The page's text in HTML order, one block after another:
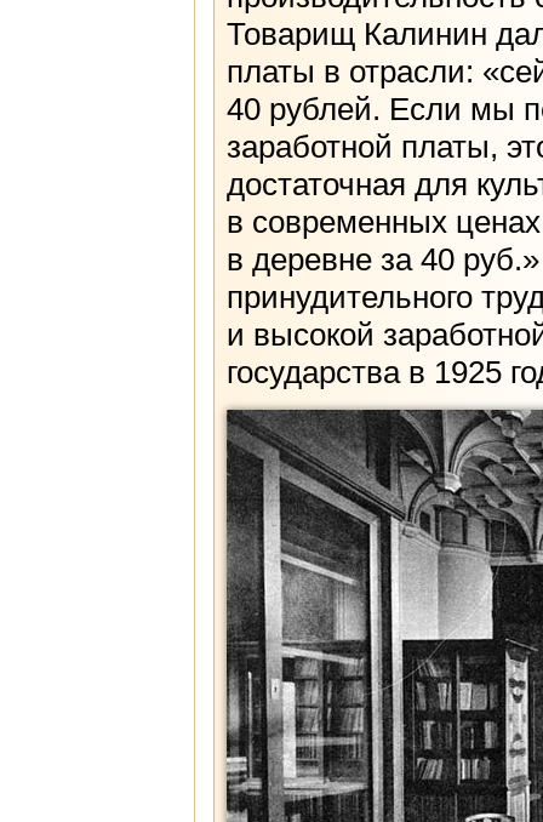
Товарищ Калинин
платы в отрасли:
40 рублей. Если мы
заработной платы,
достаточная для
в современных
в деревне за 40
принудительного
и высокой
государства в 1925